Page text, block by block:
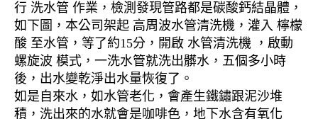
行 洗水管 作業，檢測發現管路都是碳酸鈣結晶體，
如下圖，本公司架起 高周波水管清洗機，灌入 檸檬
酸 至水管，等了約15分，開啟 水管清洗機 ，啟動
螺旋波 模式，一洗水管就洗出髒水，五個多小時
後，出水變乾淨出水量恢復了。
如是自來水，如水管老化，會產生鐵鏽跟泥沙堆
積，洗出來的水就會是咖啡色，地下水含有氧化